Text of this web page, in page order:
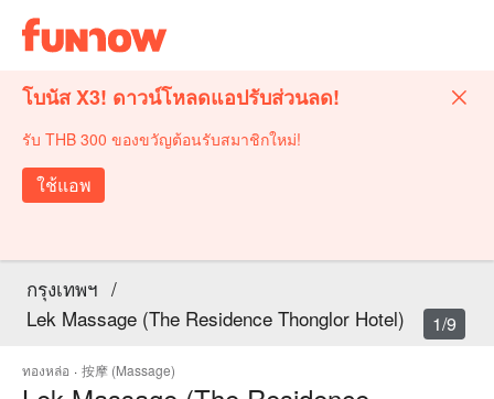
โบนัส X3! ดาวน์โหลดแอปรับส่วนลด!
รับ THB 300 ของขวัญต้อนรับสมาชิกใหม่!
ใช้แอพ
กรุงเทพฯ /
Lek Massage (The Residence Thonglor Hotel)
ทองหล่อ · 按摩 (Massage)
1/9